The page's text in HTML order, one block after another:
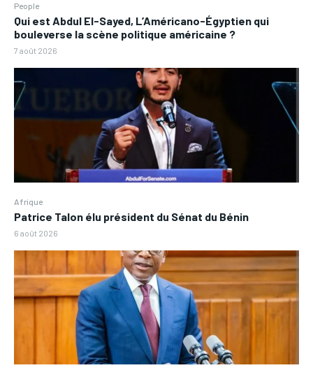
People
Qui est Abdul El-Sayed, L’Américano-Égyptien qui
bouleverse la scène politique américaine ?
7 août 2026
Afrique
Patrice Talon élu président du Sénat du Bénin
6 août 2026